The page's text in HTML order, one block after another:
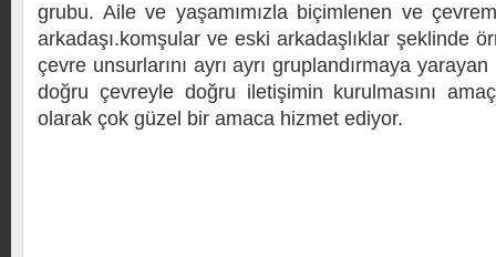
grubu. Aile ve yaşamımızla biçimlenen ve
arkadaşı.komşular ve eski arkadaşlıklar şeklinde
çevre unsurlarını ayrı ayrı gruplandırmaya
doğru çevreyle doğru iletişimin kurulmasını
olarak çok güzel bir amaca hizmet ediyor.